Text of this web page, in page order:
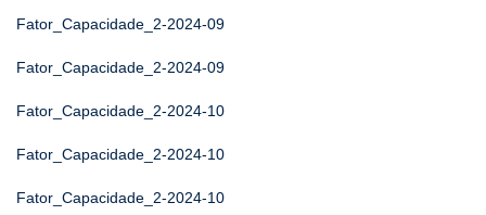
Fator_Capacidade_2-2024-09
Fator_Capacidade_2-2024-09
Fator_Capacidade_2-2024-10
Fator_Capacidade_2-2024-10
Fator_Capacidade_2-2024-10